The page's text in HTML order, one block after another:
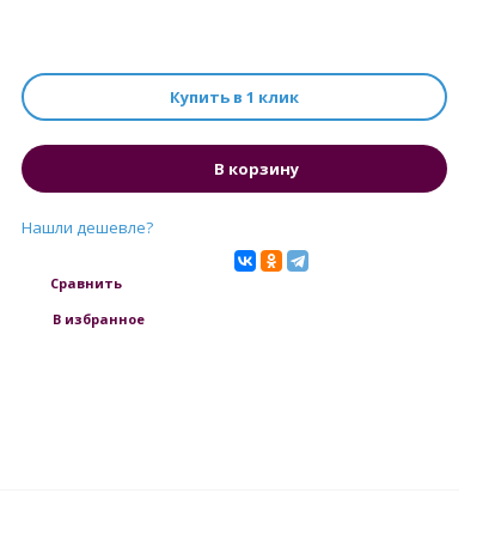
Купить в 1 клик
В корзину
Нашли дешевле?
Сравнить
В избранное